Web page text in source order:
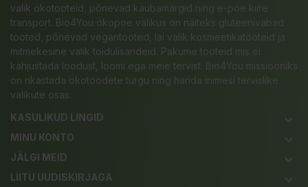
valik ökotooteid, põnevad kaubamärgid ning e-poe kiire
transport. Bio4You ökopoe valikus on näiteks gluteenivabad
tooted, põnevad vegantooted, lai valik kosmeetikatooteid ja
mitmekesine valik toidulisandeid. Pakume tooteid mis ei
kahjustada loodust, loomi ega meie tervist. Bio4You missiooniks
on rikastada ökotoodete turgu ning harida inimesi tervislike
valikute osas.
KASULIKUD LINGID
keyboard_arrow_down
MINU KONTO keyboard_arrow_down
JÄLGI MEID keyboard_arrow_down
LIITU UUDISKIRJAGA keyboard_arrow_down